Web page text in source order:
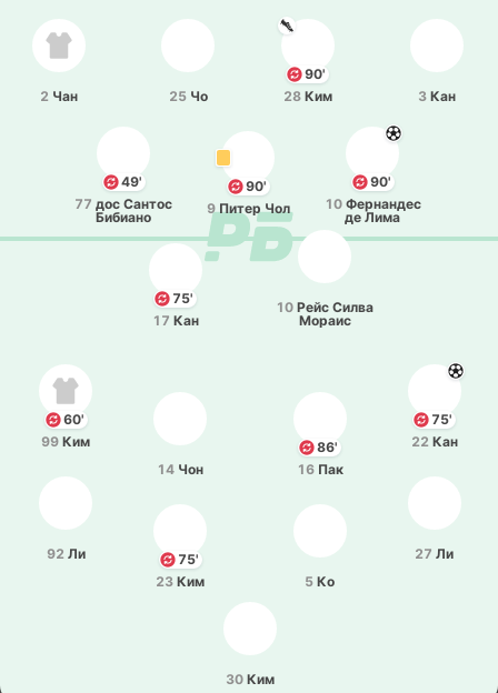
25 Чо
2 Чан
90'
28 Ким 3 Кан
90'
10 Фе­рна­ндес
де Лима
90'
9 Питер Чол
49'
77 дос Сантос
Би­биа­но
30 Ким
92 Ли
75'
23 Ким
27 Ли
5 Ко
14 Чон
75'
22 Кан
86'
16 Пак
60'
99 Ким
10 Рейс Силва
Мораис
75'
17 Кан